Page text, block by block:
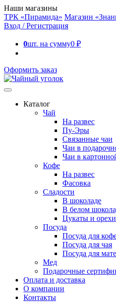
Наши магазины
ТРК «Пирамида» Магазин
Вход / Регистрация
0шт. на сумму0 ₽
Оформить заказ
Каталог
Чай
На развес
Пу-Эры
Связанные чаи
Чаи в
Чаи в
Кофе
На развес
Фасовка
Сладости
В шоколаде
В белом
Цукаты и орехи
Посуда
Посуда для
Посуда для чая
Посуда для мате
Мед
Подарочные
Оплата и доставка
О компании
Контакты